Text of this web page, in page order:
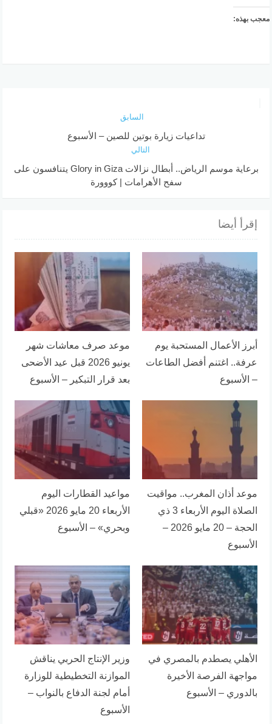
معجب بهذه:
السابق
تداعيات زيارة بوتين للصين – الأسبوع
التالي
برعاية موسم الرياض.. أبطال نزالات Glory in Giza يتنافسون على
سفح الأهرامات | كووورة
إقرأ أيضا
موعد صرف معاشات شهر
يونيو 2026 قبل عيد الأضحى
بعد قرار التبكير – الأسبوع
أبرز الأعمال المستحبة يوم
عرفة.. اغتنم أفضل الطاعات
– الأسبوع
مواعيد القطارات اليوم
الأربعاء 20 مايو 2026 «قبلي
وبحري» – الأسبوع
موعد أذان المغرب.. مواقيت
الصلاة اليوم الأربعاء 3 ذي
الحجة – 20 مايو 2026 –
الأسبوع
وزير الإنتاج الحربي يناقش
الموازنة التخطيطية للوزارة
أمام لجنة الدفاع بالنواب –
الأسبوع
الأهلي يصطدم بالمصري في
مواجهة الفرصة الأخيرة
بالدوري – الأسبوع